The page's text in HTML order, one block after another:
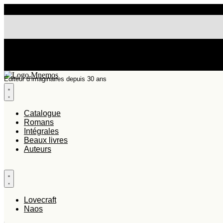
au
Éditeur d’imaginaires depuis 30 ans
Catalogue
Romans
Intégrales
Beaux livres
Auteurs
Lovecraft
Naos